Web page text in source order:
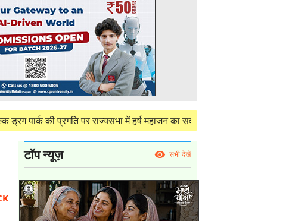
पर राज्यसभा में हर्ष महाजन का सवाल, केंद्र ने दी परियोजना की विस्तृत
टॉप न्यूज़ सभी देखें